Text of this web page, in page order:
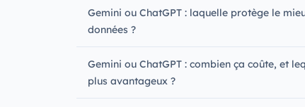
Gemini ou ChatGPT : laquelle protège le
données ?
Gemini ou ChatGPT : combien ça coûte, et
plus avantageux ?